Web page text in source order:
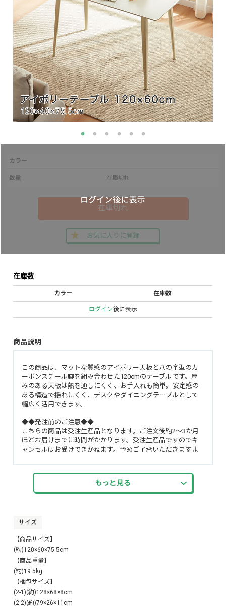
カラー
数量 在庫切れ
在庫切れ
お気に入りに登録
在庫数
カラー 在庫数
ログイン後に表示
商品説明
この商品は、マットな質感のアイボリー天板と八の字型のカ
ーボンスチール脚を組み合わせた120cmのテーブルです。厚
みのある天板は熱を通しにくく、お手入れも簡単。安定感の
ある構造で揺れにくく、デスクやダイニングテーブルとして
幅広く活用できます。
◆◆発注前のご注意◆◆
こちらの商品は受注生産品となります。ご注文後約2〜3か月
ほどお届けまでに時間がかかります。受注生産品ですのでキ
ャンセルはお受けできかねます。予めご了承いただきますよ
もっと見る
サイズ
【商品サイズ】
(約)120×60×75.5cm
【商品重量】
(約)19.5kg
【梱包サイズ】
(2-1)(約)128×68×8cm
(2-2)(約)79×26×11cm